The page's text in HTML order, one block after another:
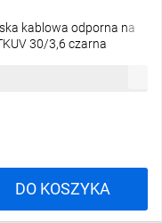
kablowa odporna na
30/3,6 czarna
DO KOSZYKA